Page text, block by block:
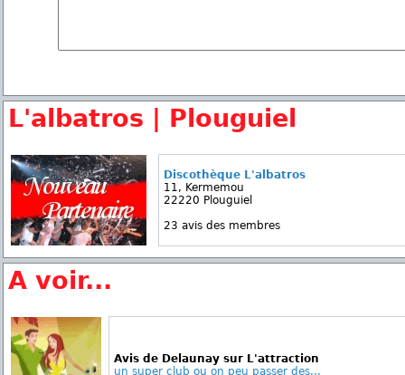
L'albatros | Plouguiel
Discothèque L'albatros
11, Kermemou
22220 Plouguiel
23 avis des membres
A voir...
Avis de Delaunay sur L'attraction
un super club ou on peu passer des...